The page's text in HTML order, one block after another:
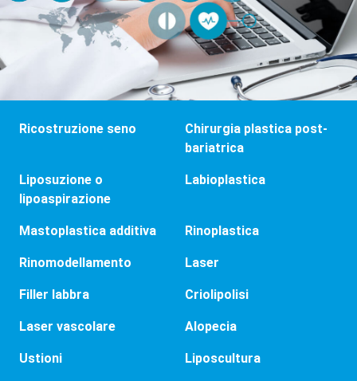
Ricostruzione seno
Chirurgia plastica post-
bariatrica
Liposuzione o
lipoaspirazione
Labioplastica
Mastoplastica additiva Rinoplastica
Rinomodellamento Laser
Filler labbra Criolipolisi
Laser vascolare Alopecia
Ustioni Liposcultura